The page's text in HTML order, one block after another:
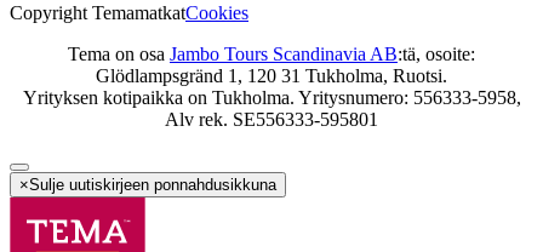
Copyright TemamatkatCookies
Tema on osa Jambo Tours Scandinavia AB:tä, osoite:
Glödlampsgränd 1, 120 31 Tukholma, Ruotsi.
Yrityksen kotipaikka on Tukholma. Yritysnumero: 556333-5958,
Alv rek. SE556333-595801
×Sulje uutiskirjeen ponnahdusikkuna